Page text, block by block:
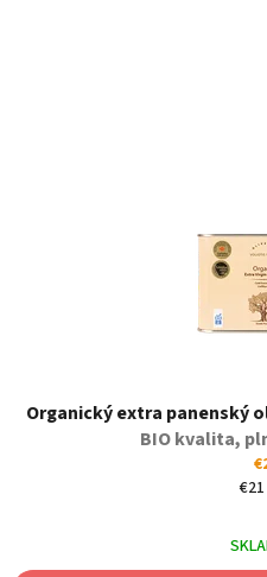
Organický extra panenský
BIO kvalita,